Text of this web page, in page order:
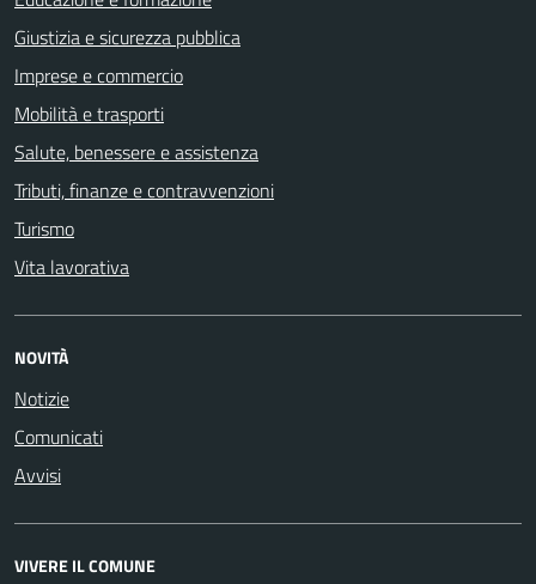
Giustizia e sicurezza pubblica
Imprese e commercio
Mobilità e trasporti
Salute, benessere e assistenza
Tributi, finanze e contravvenzioni
Turismo
Vita lavorativa
NOVITÀ
Notizie
Comunicati
Avvisi
VIVERE IL COMUNE